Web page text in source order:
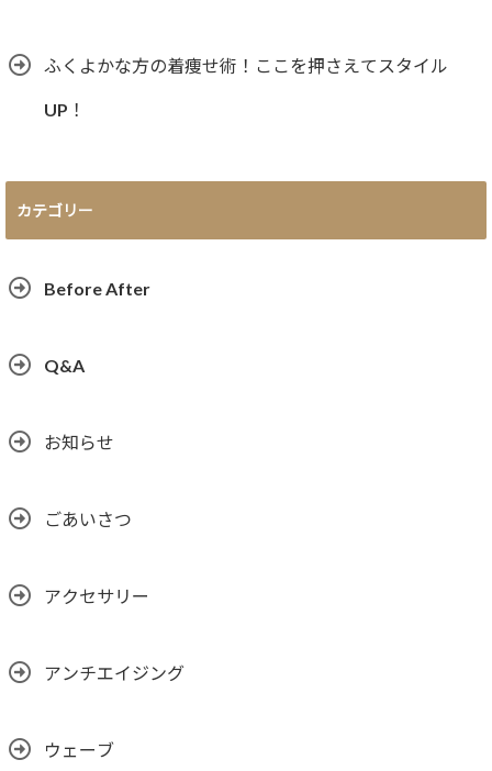
ふくよかな方の着痩せ術！ここを押さえてスタイル
UP！
カテゴリー
Before After
Q&A
お知らせ
ごあいさつ
アクセサリー
アンチエイジング
ウェーブ